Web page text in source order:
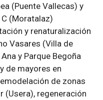
(Puente Vallecas) y
(Moratalaz)
y renaturalización
Vasares (Villa de
y Parque Begoña
de mayores en
de zonas
(Usera), regeneración